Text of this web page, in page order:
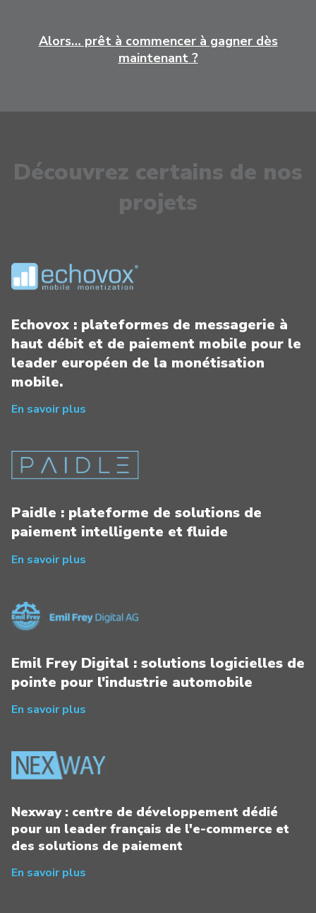
Alors… prêt à commencer à gagner dès
maintenant ?
Découvrez certains de nos
projets
Echovox : plateformes de messagerie à
haut débit et de paiement mobile pour le
leader européen de la monétisation
mobile.
En savoir plus
Paidle : plateforme de solutions de
paiement intelligente et fluide
En savoir plus
Emil Frey Digital : solutions logicielles de
pointe pour l'industrie automobile
En savoir plus
Nexway : centre de développement dédié
pour un leader français de l'e-commerce et
des solutions de paiement
En savoir plus